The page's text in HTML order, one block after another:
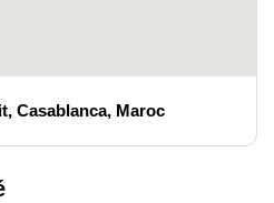
Casablanca, Maroc